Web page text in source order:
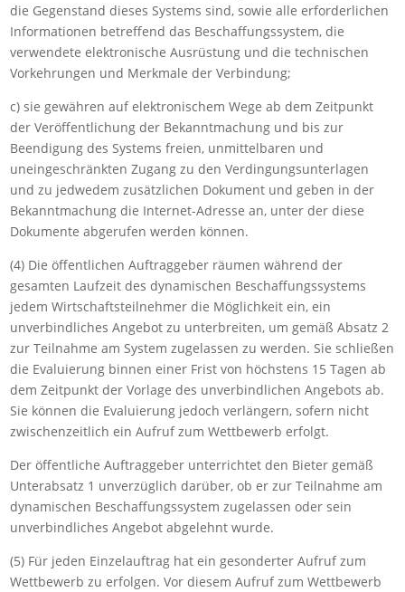
die Gegenstand dieses Systems sind, sowie alle erforderlichen
Informationen betreffend das Beschaffungssystem, die
verwendete elektronische Ausrüstung und die technischen
Vorkehrungen und Merkmale der Verbindung;
c) sie gewähren auf elektronischem Wege ab dem Zeitpunkt
der Veröffentlichung der Bekanntmachung und bis zur
Beendigung des Systems freien, unmittelbaren und
uneingeschränkten Zugang zu den Verdingungsunterlagen
und zu jedwedem zusätzlichen Dokument und geben in der
Bekanntmachung die Internet-Adresse an, unter der diese
Dokumente abgerufen werden können.
(4) Die öffentlichen Auftraggeber räumen während der
gesamten Laufzeit des dynamischen Beschaffungssystems
jedem Wirtschaftsteilnehmer die Möglichkeit ein, ein
unverbindliches Angebot zu unterbreiten, um gemäß Absatz 2
zur Teilnahme am System zugelassen zu werden. Sie schließen
die Evaluierung binnen einer Frist von höchstens 15 Tagen ab
dem Zeitpunkt der Vorlage des unverbindlichen Angebots ab.
Sie können die Evaluierung jedoch verlängern, sofern nicht
zwischenzeitlich ein Aufruf zum Wettbewerb erfolgt.
Der öffentliche Auftraggeber unterrichtet den Bieter gemäß
Unterabsatz 1 unverzüglich darüber, ob er zur Teilnahme am
dynamischen Beschaffungssystem zugelassen oder sein
unverbindliches Angebot abgelehnt wurde.
(5) Für jeden Einzelauftrag hat ein gesonderter Aufruf zum
Wettbewerb zu erfolgen. Vor diesem Aufruf zum Wettbewerb